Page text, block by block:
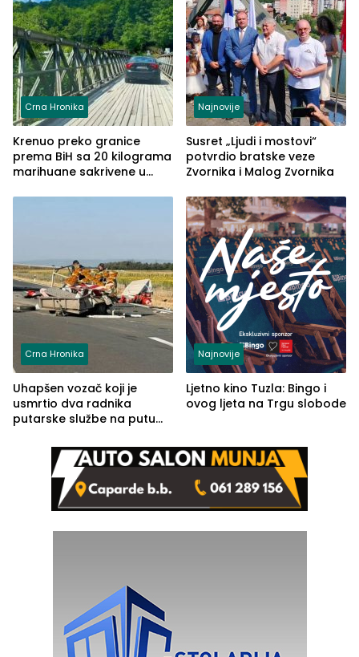
Crna Hronika
Krenuo preko granice
prema BiH sa 20 kilograma
marihuane sakrivene u
Najnovije
Susret „Ljudi i mostovi“
potvrdio bratske veze
Zvornika i Malog Zvornika
Crna Hronika
Uhapšen vozač koji je
usmrtio dva radnika
putarske službe na putu
(FOTO)
Najnovije
Ljetno kino Tuzla: Bingo i
ovog ljeta na Trgu slobode